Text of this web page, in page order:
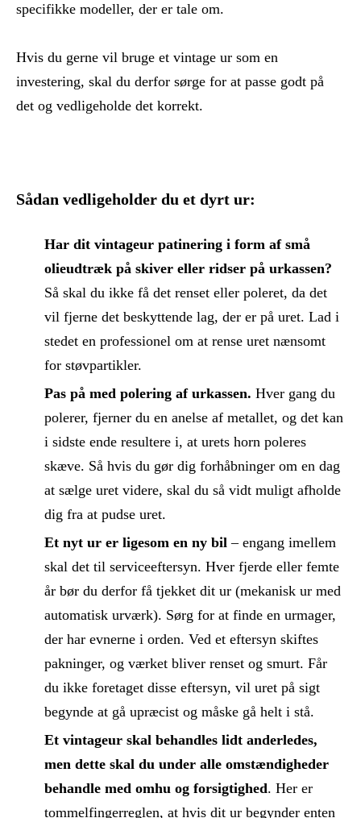
specifikke modeller, der er tale om.
Hvis du gerne vil bruge et vintage ur som en
investering, skal du derfor sørge for at passe godt på
det og vedligeholde det korrekt.
Sådan vedligeholder du et dyrt ur:
Har dit vintageur patinering i form af små
olieudtræk på skiver eller ridser på urkassen?
Så skal du ikke få det renset eller poleret, da det
vil fjerne det beskyttende lag, der er på uret. Lad i
stedet en professionel om at rense uret nænsomt
for støvpartikler.
Pas på med polering af urkassen. Hver gang du
polerer, fjerner du en anelse af metallet, og det kan
i sidste ende resultere i, at urets horn poleres
skæve. Så hvis du gør dig forhåbninger om en dag
at sælge uret videre, skal du så vidt muligt afholde
dig fra at pudse uret.
Et nyt ur er ligesom en ny bil – engang imellem
skal det til serviceeftersyn. Hver fjerde eller femte
år bør du derfor få tjekket dit ur (mekanisk ur med
automatisk urværk). Sørg for at finde en urmager,
der har evnerne i orden. Ved et eftersyn skiftes
pakninger, og værket bliver renset og smurt. Får
du ikke foretaget disse eftersyn, vil uret på sigt
begynde at gå upræcist og måske gå helt i stå.
Et vintageur skal behandles lidt anderledes,
men dette skal du under alle omstændigheder
behandle med omhu og forsigtighed. Her er
tommelfingerreglen, at hvis dit ur begynder enten